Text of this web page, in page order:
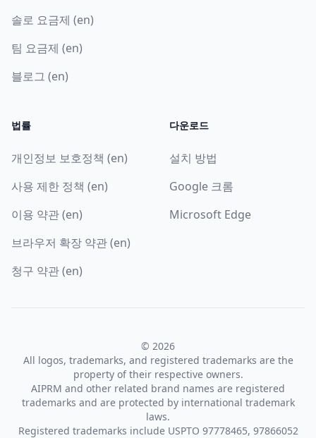
솔로 요금제 (en)
팀 요금제 (en)
블로그 (en)
법률
개인정보 보호정책 (en)
사용 제한 정책 (en)
이용 약관 (en)
브라우저 확장 약관 (en)
청구 약관 (en)
다운로드
설치 방법
Google 크롬
Microsoft Edge
© 2026
All logos, trademarks, and registered trademarks are the
property of their respective owners.
AIPRM and other related brand names are registered
trademarks and are protected by international trademark
laws.
Registered trademarks include USPTO 97778465, 97866052